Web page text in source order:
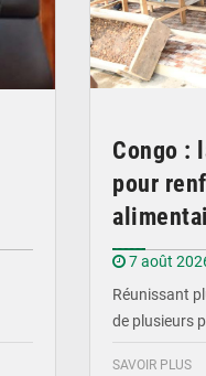
Congo :
pour
7 août
Réunissant
de plusieurs
SAVOIR PLUS